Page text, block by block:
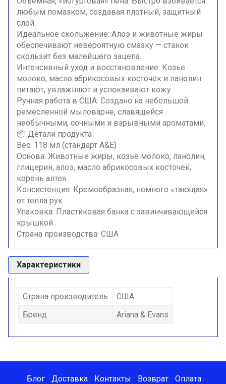
любым помазком, создавая плотный, защитный
слой.
Идеальное скольжение: Алоэ и животные жиры
обеспечивают невероятную смазку — станок
скользит без малейшего зацепа.
Интенсивный уход и восстановление: Козье
молоко, масло абрикосовых косточек и ланолин
питают, увлажняют и успокаивают кожу.
Ручная работа в США: Создано на небольшой
ремесленной мыловарне, славящейся
необычными, сочными и взрывными ароматами.
📦 Детали продукта
Вес: 118 мл (стандарт A&E)
Основа: Животные жиры, козье молоко, ланолин,
глицерин, алоэ, масло абрикосовых косточек,
корень алтея
Консистенция: Кремообразная, немного «тающая»
от тепла рук
Упаковка: Пластиковая банка с завинчивающейся
крышкой
Страна производства: США
Характеристики
Страна производитель
США
Бренд
Ariana & Evans
Блог Доставка Контакты Возврат Оплата